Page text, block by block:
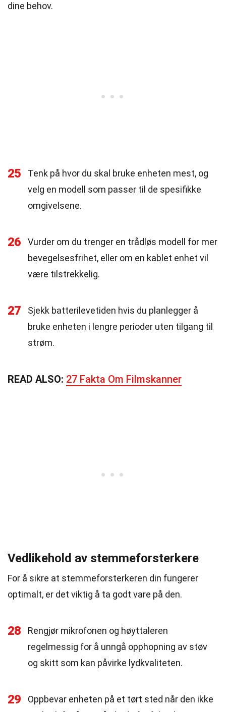
dine behov.
25
Tenk på hvor du skal bruke enheten mest, og
velg en modell som passer til de spesifikke
omgivelsene.
26
Vurder om du trenger en trådløs modell for mer
bevegelsesfrihet, eller om en kablet enhet vil
være tilstrekkelig.
27
Sjekk batterilevetiden hvis du planlegger å
bruke enheten i lengre perioder uten tilgang til
strøm.
READ ALSO: 27 Fakta Om Filmskanner
Vedlikehold av stemmeforsterkere
For å sikre at stemmeforsterkeren din fungerer
optimalt, er det viktig å ta godt vare på den.
28
Rengjør mikrofonen og høyttaleren
regelmessig for å unngå opphopning av støv
og skitt som kan påvirke lydkvaliteten.
29
Oppbevar enheten på et tørt sted når den ikke